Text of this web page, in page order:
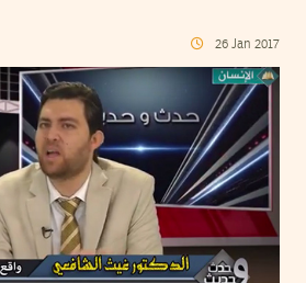
26 Jan 2017